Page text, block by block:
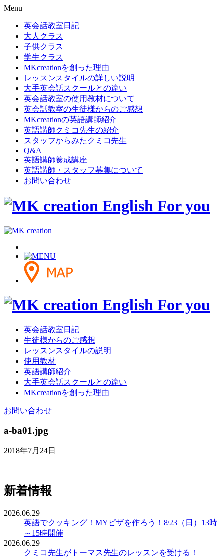
Menu
英会話教室日記
大人クラス
子供クラス
学生クラス
MKcreationを創った理由
レッスンスタイルの詳しい説明
大手英会話スクールとの違い
英会話教室の使用教材について
英会話教室の生徒様からのご感想
MKcreationの英語講師紹介
英語講師クミコ先生の紹介
スタッフからみたクミコ先生
Q&A
英語講師養成講座
英語講師・スタッフ募集について
お問い合わせ
英会話教室日記
生徒様からのご感想
レッスンスタイルの説明
使用教材
英語講師紹介
大手英会話スクールとの違い
MKcreationを創った理由
お問い合わせ
a-ba01.jpg
2018年7月24日
新着情報
2026.06.29
英語でクッキング！MYピザを作ろう！8/23（日）13時
～15時開催
2026.06.29
クミコ先生がトーマス先生のレッスンを受ける！